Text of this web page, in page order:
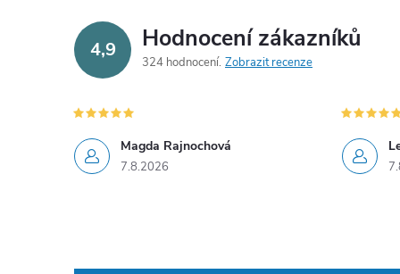
4,9 Hodnocení zákazníků
324 hodnocení Zobrazit recenze
Magda Rajnochová
7.8.2026